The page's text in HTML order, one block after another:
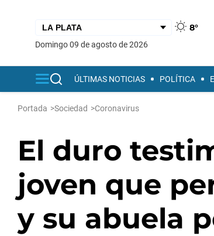
8°
domingo 09 de agosto de 2026
ÚLTIMAS NOTICIAS POLÍTICA
Portada >Sociedad >Coronavirus
El duro
joven que
y su abuela